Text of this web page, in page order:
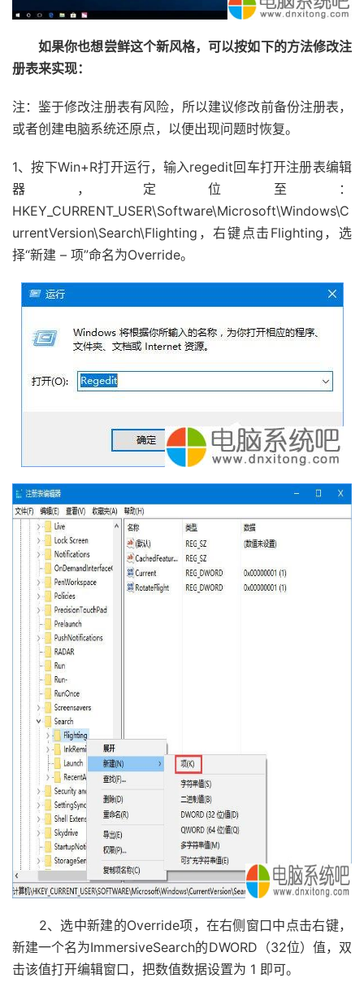
如果你也想尝鲜这个新风格，可以按如下的方法修改注
册表来实现：
注：鉴于修改注册表有风险，所以建议修改前备份注册表，
或者创建电脑系统还原点，以便出现问题时恢复。
1、按下Win+R打开运行，输入regedit回车打开注册表编辑
器，定位至：
HKEY_CURRENT_USER\Software\Microsoft\Windows\C
urrentVersion\Search\Flighting，右键点击Flighting，选
择“新建 – 项”命名为Override。
2、选中新建的Override项，在右侧窗口中点击右键，
新建一个名为ImmersiveSearch的DWORD（32位）值，双
击该值打开编辑窗口，把数值数据设置为 1 即可。